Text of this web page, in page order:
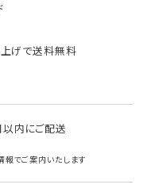
げで送料無料
内にご配送
でご案内いたします